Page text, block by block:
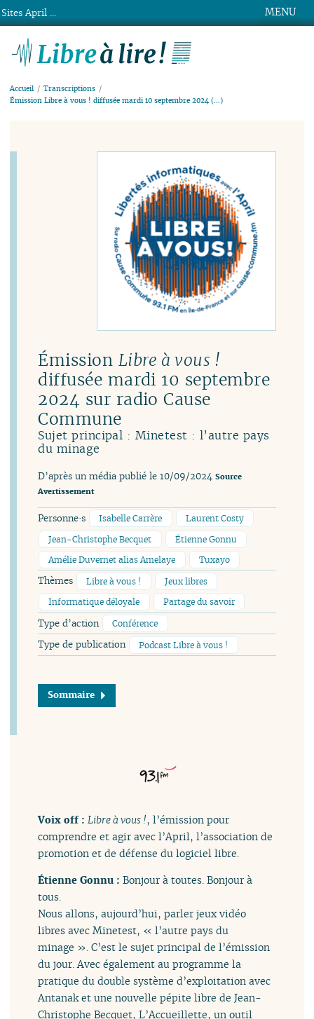
MENU
Accueil
Transcriptions
Émission Libre à vous ! diffusée mardi 10 septembre 2024 (…)
Émission Libre à vous !
diffusée mardi 10 septembre
2024 sur radio Cause
Commune
Sujet principal : Minetest : l’autre pays
du minage
D’après un média publié le 10/09/2024 Source
Avertissement
Personne·s Isabelle Carrère
Laurent Costy
Jean-Christophe Becquet
Étienne Gonnu
Amélie Duvernet alias Amelaye
Tuxayo
Thèmes Libre à vous !
Jeux libres
Informatique déloyale
Partage du savoir
Type d’action Conférence
Type de publication Podcast Libre à vous !
Sommaire
Voix off :Libre à vous !, l’émission pour
comprendre et agir avec l’April, l’association de
promotion et de défense du logiciel libre.
Étienne Gonnu :Bonjour à toutes. Bonjour à
tous.
Nous allons, aujourd’hui, parler jeux vidéo
libres avec Minetest, « l’autre pays du
minage ». C’est le sujet principal de l’émission
du jour. Avec également au programme la
pratique du double système d’exploitation avec
Antanak et une nouvelle pépite libre de Jean-
Christophe Becquet, L’Accueillette, un outil
Sites April ...